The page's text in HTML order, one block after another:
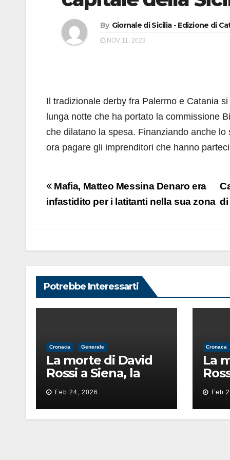
By Giornale di Sicilia - Edizione di
NOV 11, 2023
Il tradizionale derby fra Palermo e Catania
lunga notte che ha portato la commissione
che dilatano la spesa. Finanziando anche lo
ora pagare gli imprenditori che hanno
Navigazione
articoli
di
Mafia, Matteo Messina Denaro era
infastidito per i latitanti nella sua zona
Potrebbe Interessarti
Cronaca Generale
La morte di David
Rossi a Siena, la
perizia lancia la
pista di
un’intimidazione
finita male
Feb 24, 2026
Cronaca
La
Feb